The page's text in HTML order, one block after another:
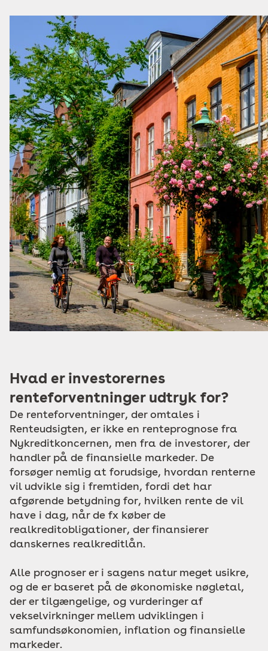
Hvad er investorernes
renteforventninger udtryk for?
De renteforventninger, der omtales i
Renteudsigten, er ikke en renteprognose fra
Nykreditkoncernen, men fra de investorer, der
handler på de finansielle markeder. De
forsøger nemlig at forudsige, hvordan renterne
vil udvikle sig i fremtiden, fordi det har
afgørende betydning for, hvilken rente de vil
have i dag, når de fx køber de
realkreditobligationer, der finansierer
danskernes realkreditlån.
Alle prognoser er i sagens natur meget usikre,
og de er baseret på de økonomiske nøgletal,
der er tilgængelige, og vurderinger af
vekselvirkninger mellem udviklingen i
samfundsøkonomien, inflation og finansielle
markeder.